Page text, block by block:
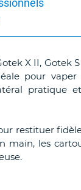
X II, Gotek
pour vaper
pratique
restituer
main, les